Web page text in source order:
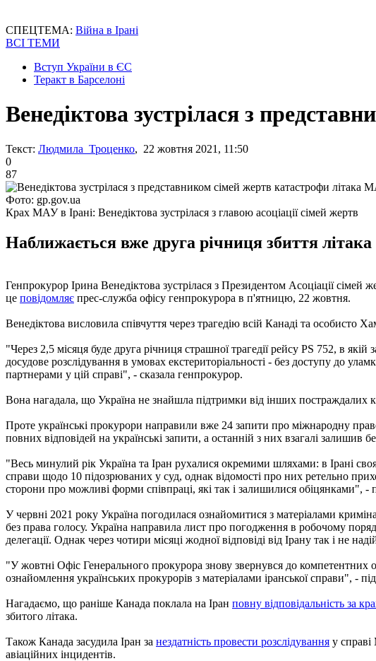
СПЕЦТЕМА: Війна в Ірані
ВСІ ТЕМИ
Вступ України в ЄС
Теракт в Барселоні
Венедіктова зустрілася з
Текст: Людмила Троценко, 22 жовтня 2021, 11:50
0
87
Фото: gp.gov.ua
Крах МАУ в Ірані: Венедіктова зустрілася з главою асоціації сімей жертв
Наближається вже друга річниця збиття
Генпрокурор Ірина Венедіктова зустрілася з Президентом Асоціації
це повідомляє прес-служба офісу генпрокурора в п'ятницю, 22 жовтня.
Венедіктова висловила співчуття через трагедію всій Канаді та особисто
"Через 2,5 місяця буде друга річниця страшної трагедії рейсу PS 752, в
досудове розслідування в умовах екстериторіальності - без доступу до
партнерами у цій справі", - сказала генпрокурор.
Вона нагадала, що Україна не знайшла підтримки від інших постраждалих
Проте українські прокурори направили вже 24 запити про міжнародну
повних відповідей на українські запити, а останній з них взагалі залишив
"Весь минулий рік Україна та Іран рухалися окремими шляхами: в Ірані
справи щодо 10 підозрюваних у суд, однак відомості про них ретельно
сторони про можливі форми співпраці, які так і залишилися обіцянками", -
У червні 2021 року Україна погодилася ознайомитися з матеріалами
без права голосу. Україна направила лист про погодження в робочому
делегації. Однак через чотири місяці жодної відповіді від Ірану так і не
"У жовтні Офіс Генерального прокурора знову звернувся до компетентних
ознайомлення українських прокурорів з матеріалами іранської справи", -
Нагадаємо, що раніше Канада поклала на Іран повну відповідальність за
збитого літака.
Також Канада засудила Іран за нездатність провести розслідування у
авіаційних інцидентів.